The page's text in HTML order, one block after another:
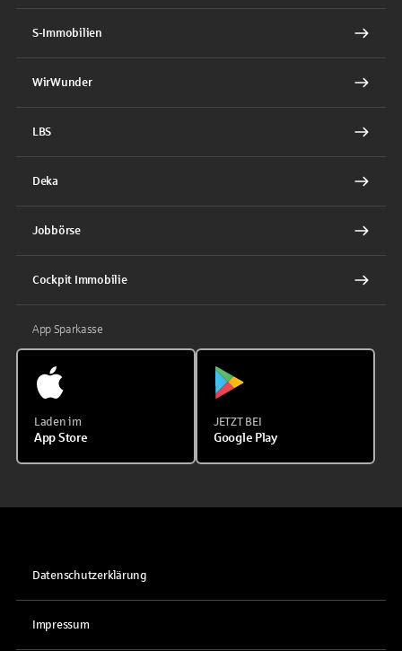
S-Immobilien
WirWunder
LBS
Deka
Jobbörse
Cockpit Immobilie
App Sparkasse
Laden im
App Store
JETZT BEI
Google Play
Datenschutzerklärung
Impressum